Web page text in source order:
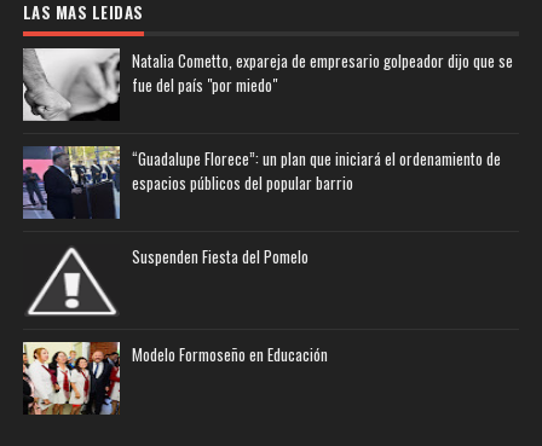
LAS MAS LEIDAS
Natalia Cometto, expareja de empresario golpeador dijo que se
fue del país "por miedo"
“Guadalupe Florece”: un plan que iniciará el ordenamiento de
espacios públicos del popular barrio
Suspenden Fiesta del Pomelo
Modelo Formoseño en Educación